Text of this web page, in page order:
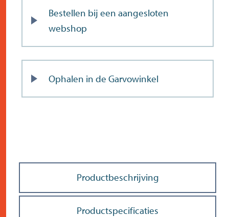
Bestellen bij een aangesloten
webshop
Menno’s Dierenwereld>
Ophalen in de Garvowinkel
Productbeschrijving
Productspecificaties